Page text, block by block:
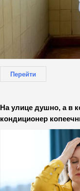
Перейти
На улице душно, а в
кондиционер